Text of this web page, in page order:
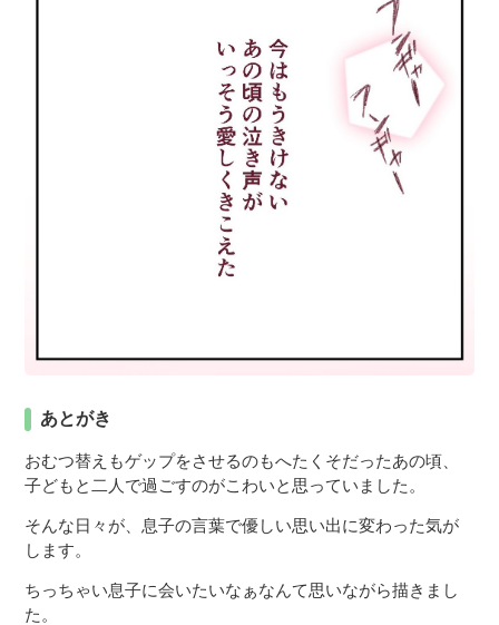
あとがき
おむつ替えもゲップをさせるのもへたくそだったあの頃、
子どもと二人で過ごすのがこわいと思っていました。
そんな日々が、息子の言葉で優しい思い出に変わった気が
します。
ちっちゃい息子に会いたいなぁなんて思いながら描きまし
た。